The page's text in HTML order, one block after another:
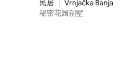
民居 ｜ Vrnjačka Banja
秘密花园别墅